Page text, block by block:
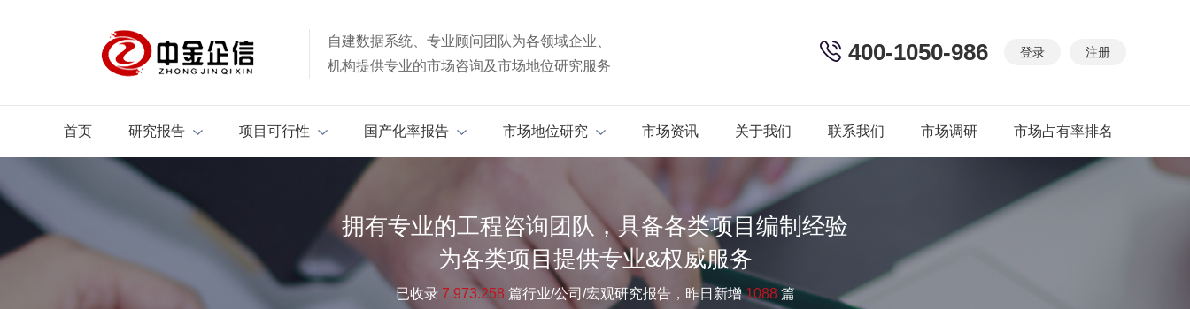
自建数据系统、专业顾问团队为各领域企业、
机构提供专业的市场咨询及市场地位研究服务
登录 注册
400-1050-986
首页 研究报告 项目可行性 国产化率报告 市场地位研究 市场资讯 关于我们 联系我们 市场调研 市场占有率排名
拥有专业的工程咨询团队，具备各类项目编制经验
为各类项目提供专业&权威服务
已收录 7.973.258 篇行业/公司/宏观研究报告，昨日新增1088篇